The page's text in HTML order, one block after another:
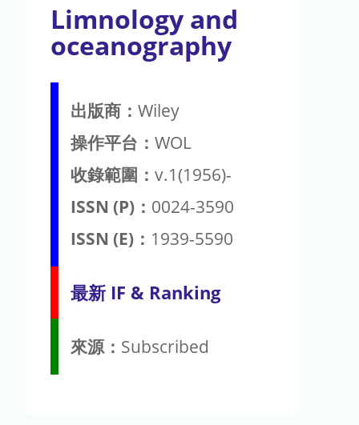
Limnology and
oceanography
出版商： Wiley
操作平台： WOL
收錄範圍： v.1(1956)-
ISSN (P)： 0024-3590
ISSN (E)： 1939-5590
最新 IF & Ranking
來源： Subscribed